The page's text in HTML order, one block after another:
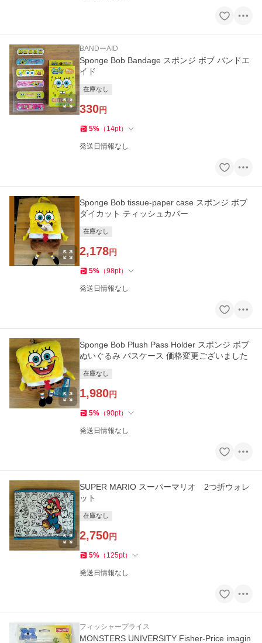
BANDーAID
Sponge Bob Bandage スポンジ ボブ バンドエ
イド
在庫なし
330円
5% （ 14pt）
発送日情報なし
Sponge Bob tissue-paper case スポンジ ボブ
ダイカット ティッシュカバー
在庫なし
2,178円
5% （98pt）
発送日情報なし
Sponge Bob Plush Pass Holder スポンジ ボブ
ぬいぐるみ パスケース 価格変更ございました
在庫なし
1,980円
5% （90pt）
発送日情報なし
SUPER MARIO スーパーマリオ 2つ折ウォレ
ット
在庫なし
2,750円
5% （ 125pt）
発送日情報なし
フィッシャープライス
MONSTERS UNIVERSITY Fisher-Price imagin